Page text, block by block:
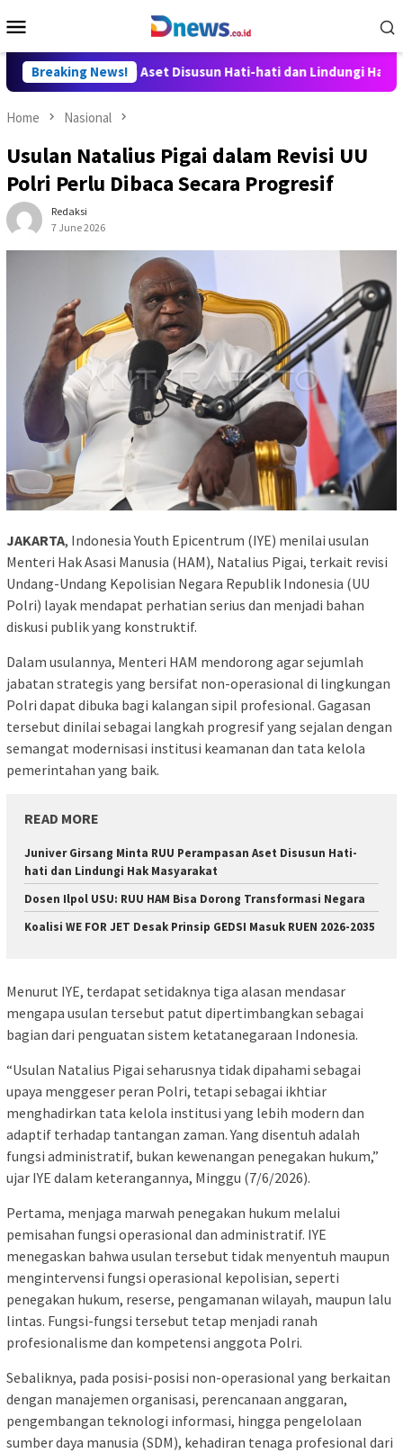
to
Menu
Breaking News!
Aset Disusun Hati-hati dan Lindungi Hak Masyarakat
Home Nasional
Usulan Natalius Pigai dalam Revisi UU
Polri Perlu Dibaca Secara Progresif
Redaksi
7 June 2026
JAKARTA, Indonesia Youth Epicentrum (IYE) menilai usulan
Menteri Hak Asasi Manusia (HAM), Natalius Pigai, terkait revisi
Undang-Undang Kepolisian Negara Republik Indonesia (UU
Polri) layak mendapat perhatian serius dan menjadi bahan
diskusi publik yang konstruktif.
Dalam usulannya, Menteri HAM mendorong agar sejumlah
jabatan strategis yang bersifat non-operasional di lingkungan
Polri dapat dibuka bagi kalangan sipil profesional. Gagasan
tersebut dinilai sebagai langkah progresif yang sejalan dengan
semangat modernisasi institusi keamanan dan tata kelola
pemerintahan yang baik.
READ MORE
Juniver Girsang Minta RUU Perampasan Aset Disusun Hati-
hati dan Lindungi Hak Masyarakat
Dosen Ilpol USU: RUU HAM Bisa Dorong Transformasi Negara
Koalisi WE FOR JET Desak Prinsip GEDSI Masuk RUEN 2026-2035
Menurut IYE, terdapat setidaknya tiga alasan mendasar
mengapa usulan tersebut patut dipertimbangkan sebagai
bagian dari penguatan sistem ketatanegaraan Indonesia.
“Usulan Natalius Pigai seharusnya tidak dipahami sebagai
upaya menggeser peran Polri, tetapi sebagai ikhtiar
menghadirkan tata kelola institusi yang lebih modern dan
adaptif terhadap tantangan zaman. Yang disentuh adalah
fungsi administratif, bukan kewenangan penegakan hukum,”
ujar IYE dalam keterangannya, Minggu (7/6/2026).
Pertama, menjaga marwah penegakan hukum melalui
pemisahan fungsi operasional dan administratif. IYE
menegaskan bahwa usulan tersebut tidak menyentuh maupun
mengintervensi fungsi operasional kepolisian, seperti
penegakan hukum, reserse, pengamanan wilayah, maupun lalu
lintas. Fungsi-fungsi tersebut tetap menjadi ranah
profesionalisme dan kompetensi anggota Polri.
Sebaliknya, pada posisi-posisi non-operasional yang berkaitan
dengan manajemen organisasi, perencanaan anggaran,
pengembangan teknologi informasi, hingga pengelolaan
sumber daya manusia (SDM), kehadiran tenaga profesional dari